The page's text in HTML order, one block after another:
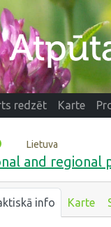
redzēt Karte
Lietuva
and regional
info Karte